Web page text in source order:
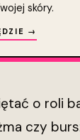
skóry.
→
o roli
czy